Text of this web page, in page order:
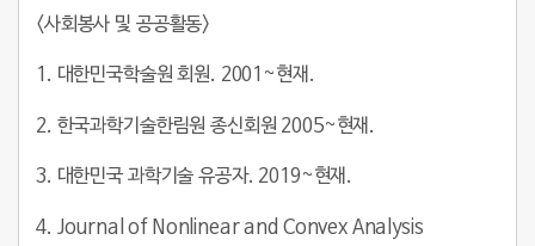
<사회봉사 및 공공활동>
1. 대한민국학술원 회원. 2001~현재.
2. 한국과학기술한림원 종신회원 2005~현재.
3. 대한민국 과학기술 유공자. 2019~현재.
4. Journal of Nonlinear and Convex Analysis